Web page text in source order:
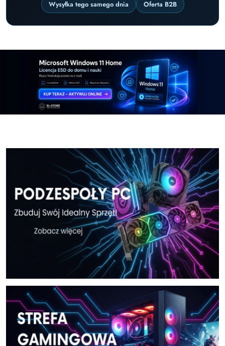
Wysyłka tego samego dnia
Oferta B2B
Pomiń karuzelę promocyjną